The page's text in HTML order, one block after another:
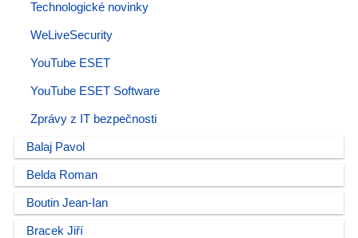
Technologické novinky
WeLiveSecurity
YouTube ESET
YouTube ESET Software
Zprávy z IT bezpečnosti
Balaj Pavol
Belda Roman
Boutin Jean-Ian
Bracek Jiří